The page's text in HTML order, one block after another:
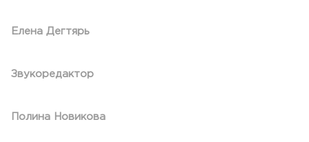
Елена Дегтярь
Звукоредактор
Полина Новикова